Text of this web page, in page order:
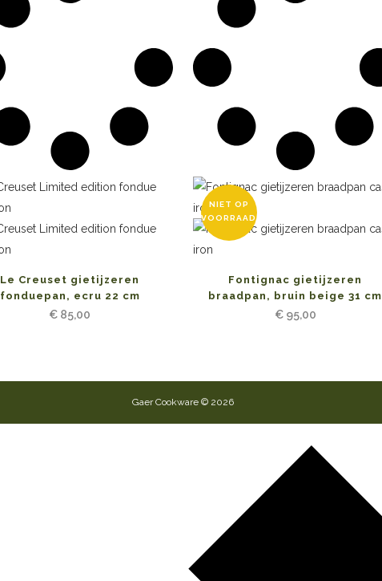
Le Creuset gietijzeren
fonduepan, ecru 22 cm
€ 85,00
NIET OP
VOORRAAD
Fontignac gietijzeren
braadpan, bruin beige 31 cm
€95,00
Gaer Cookware © 2026